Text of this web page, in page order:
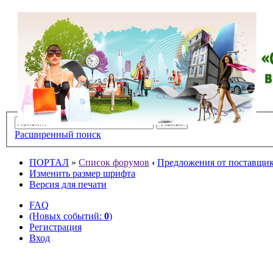
Расширенный поиск
ПОРТАЛ » Список форумов ‹ Предложения от
Изменить размер шрифта
Версия для печати
FAQ
(Новых событий: 0)
Регистрация
Вход